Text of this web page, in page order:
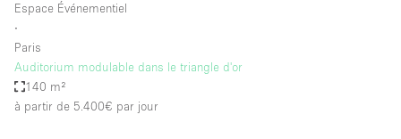
Espace Événementiel
∙
Paris
Auditorium modulable dans le triangle d'or
140 m²
à partir de 5.400€ par jour